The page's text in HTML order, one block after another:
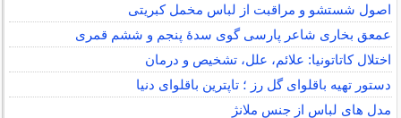
اصول شستشو و مراقبت از لباس مخمل کبریتی
عمعق بخاری شاعر پارسی گوی سدهٔ پنجم و ششم قمری
اختلال کاتاتونیا: علائم، علل، تشخیص و درمان
دستور تهیه باقلوای گل رز ؛ تاپترین باقلوای دنیا
مدل های لباس از جنس ملانژ